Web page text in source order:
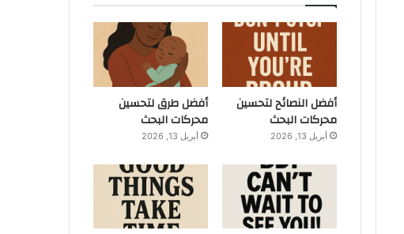
أفضل النصائح لتحسين
محركات البحث
أبريل 13, 2026
أفضل طرق لتحسين
محركات البحث
أبريل 13, 2026